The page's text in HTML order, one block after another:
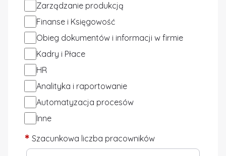
Zarządzanie produkcją
Finanse i Księgowość
Obieg dokumentów i informacji w firmie
Kadry i Płace
HR
Analityka i raportowanie
Automatyzacja procesów
Inne
Szacunkowa liczba pracowników
*